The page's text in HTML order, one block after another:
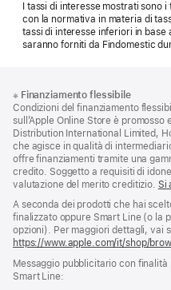
I tassi di interesse mostrati sono
con la normativa in materia di
tassi di interesse inferiori in base
saranno forniti da Findomestic
di
pagina
a
piè
di
pagina
※ Finanziamento flessibile
Condizioni del finanziamento
sull’Apple Online Store è
Distribution International Limited,
che agisce in qualità di
offre finanziamenti tramite una
credito. Soggetto a requisiti di
valutazione del merito creditizio. Si
A seconda dei prodotti che hai
finalizzato oppure Smart Line (o la
opzioni). Per maggiori dettagli, vai
https://www.apple.com/it/shop/
Messaggio pubblicitario con
Smart Line: